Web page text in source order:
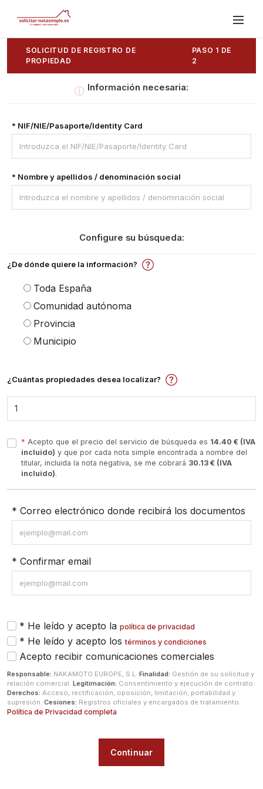
SOLICITUD DE REGISTRO DE
PROPIEDAD
PASO 1 DE
2
Información necesaria:
* NIF/NIE/Pasaporte/Identity Card
* Nombre y apellidos / denominación social
Configure su búsqueda:
¿De dónde quiere la información?
Toda España
Comunidad autónoma
Provincia
Municipio
¿Cuántas propiedades desea localizar?
* Acepto que el precio del servicio de búsqueda es 14.40 € (IVA
incluido) y que por cada nota simple encontrada a nombre del
titular, incluida la nota negativa, se me cobrará 30.13 € (IVA
incluido).
* Correo electrónico donde recibirá los documentos
* Confirmar email
* He leído y acepto la política de privacidad
* He leído y acepto lostérminos y condiciones
Acepto recibir comunicaciones comerciales
Responsable: NAKAMOTO EUROPE, S.L. Finalidad: Gestión de su solicitud y
relación comercial. Legitimación: Consentimiento y ejecución de contrato.
Derechos: Acceso, rectificación, oposición, limitación, portabilidad y
supresión. Cesiones: Registros oficiales y encargados de tratamiento.
Política de Privacidad completa
Continuar